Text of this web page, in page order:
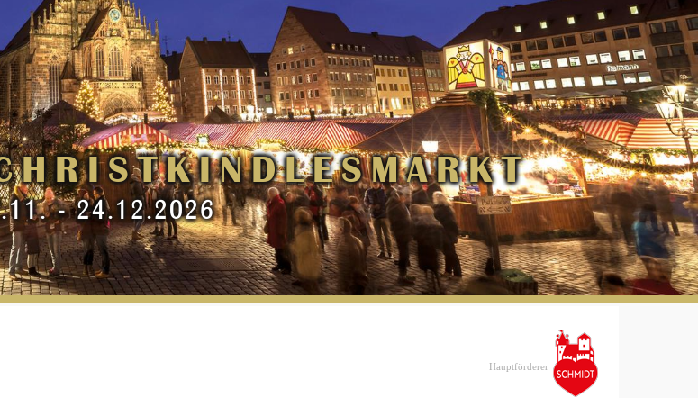
- 24.12.2026
Hauptförderer